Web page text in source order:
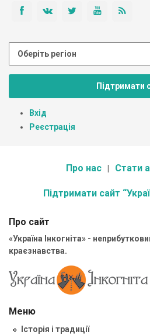
Підтримати
Вхід
Реєстрація
Про нас Стати
Підтримати сайт
Про сайт
«Україна Інкогніта» -
краєзнавства.
Меню
Історія і традиції